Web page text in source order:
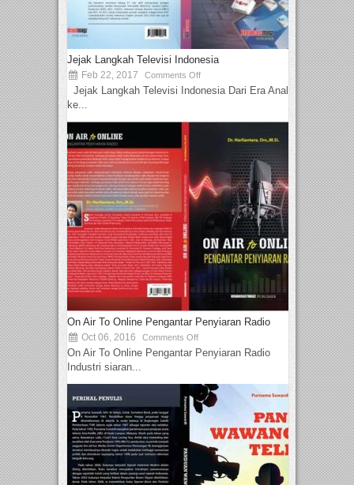
Jejak Langkah Televisi Indonesia
Feb 22, 2017 Comments Off
Jejak Langkah Televisi Indonesia Dari Era Analog
ke...
On Air To Online Pengantar Penyiaran Radio
Oct 06, 2016 Comments Off
On Air To Online Pengantar Penyiaran Radio
Industri siaran...